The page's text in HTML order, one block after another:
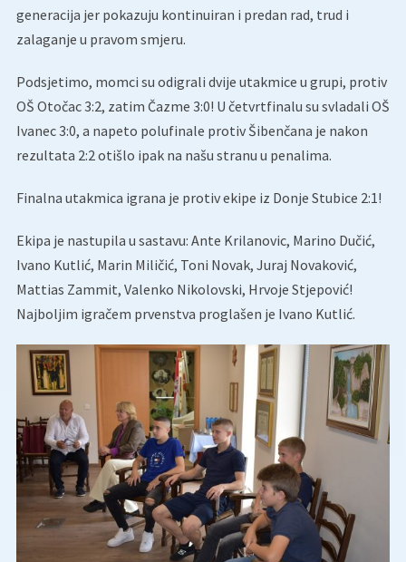
generacija jer pokazuju kontinuiran i predan rad, trud i
zalaganje u pravom smjeru.
Podsjetimo, momci su odigrali dvije utakmice u grupi, protiv
OŠ Otočac 3:2, zatim Čazme 3:0! U četvrtfinalu su svladali OŠ
Ivanec 3:0, a napeto polufinale protiv Šibenčana je nakon
rezultata 2:2 otišlo ipak na našu stranu u penalima.
Finalna utakmica igrana je protiv ekipe iz Donje Stubice 2:1!
Ekipa je nastupila u sastavu: Ante Krilanovic, Marino Dučić,
Ivano Kutlić, Marin Miličić, Toni Novak, Juraj Novaković,
Mattias Zammit, Valenko Nikolovski, Hrvoje Stjepović!
Najboljim igračem prvenstva proglašen je Ivano Kutlić.